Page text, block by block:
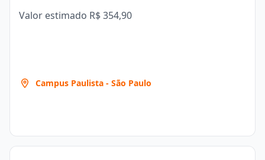
Valor estimado R$ 354,90
Campus Paulista - São Paulo